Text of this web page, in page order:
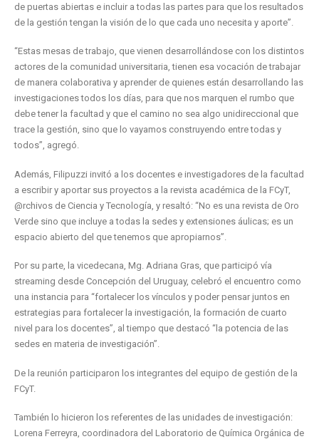
de puertas abiertas e incluir a todas las partes para que los resultados
de la gestión tengan la visión de lo que cada uno necesita y aporte”.
“Estas mesas de trabajo, que vienen desarrollándose con los distintos
actores de la comunidad universitaria, tienen esa vocación de trabajar
de manera colaborativa y aprender de quienes están desarrollando las
investigaciones todos los días, para que nos marquen el rumbo que
debe tener la facultad y que el camino no sea algo unidireccional que
trace la gestión, sino que lo vayamos construyendo entre todas y
todos”, agregó.
Además, Filipuzzi invitó a los docentes e investigadores de la facultad
a escribir y aportar sus proyectos a la revista académica de la FCyT,
@rchivos de Ciencia y Tecnología, y resaltó: “No es una revista de Oro
Verde sino que incluye a todas la sedes y extensiones áulicas; es un
espacio abierto del que tenemos que apropiarnos”.
Por su parte, la vicedecana, Mg. Adriana Gras, que participó vía
streaming desde Concepción del Uruguay, celebró el encuentro como
una instancia para “fortalecer los vínculos y poder pensar juntos en
estrategias para fortalecer la investigación, la formación de cuarto
nivel para los docentes”, al tiempo que destacó “la potencia de las
sedes en materia de investigación”.
De la reunión participaron los integrantes del equipo de gestión de la
FCyT.
También lo hicieron los referentes de las unidades de investigación:
Lorena Ferreyra, coordinadora del Laboratorio de Química Orgánica de